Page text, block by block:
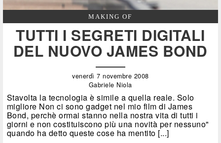
MAKING OF
TUTTI I SEGRETI DIGITALI
DEL NUOVO JAMES BOND
venerdì 7 novembre 2008
Gabriele Niola
Stavolta la tecnologia è simile a quella reale. Solo
migliore Non ci sono gadget nel mio film di James
Bond, perchè ormai stanno nella nostra vita di tutti i
giorni e non costituiscono più una novità per nessuno"
quando ha detto queste cose ha mentito [...]